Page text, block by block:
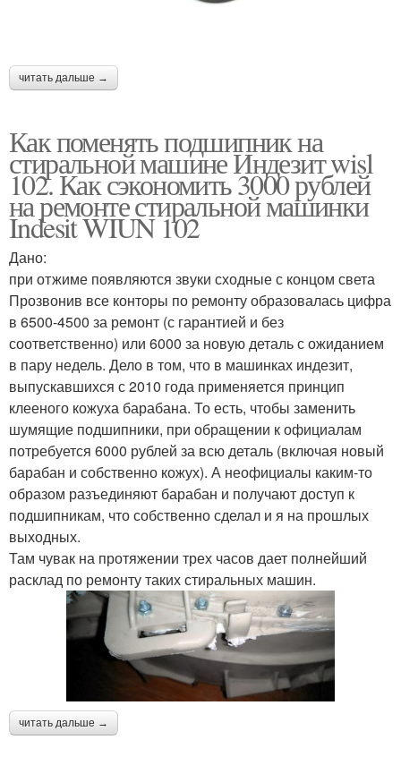
читать дальше →
Как поменять подшипник на
стиральной машине Индезит wisl
102. Как сэкономить 3000 рублей
на ремонте стиральной машинки
Indesit WIUN 102
Дано:
при отжиме появляются звуки сходные с концом света
Прозвонив все конторы по ремонту образовалась цифра
в 6500-4500 за ремонт (с гарантией и без
соответственно) или 6000 за новую деталь с ожиданием
в пару недель. Дело в том, что в машинках индезит,
выпускавшихся с 2010 года применяется принцип
клееного кожуха барабана. То есть, чтобы заменить
шумящие подшипники, при обращении к официалам
потребуется 6000 рублей за всю деталь (включая новый
барабан и собственно кожух). А неофициалы каким-то
образом разъединяют барабан и получают доступ к
подшипникам, что собственно сделал и я на прошлых
выходных.
Там чувак на протяжении трех часов дает полнейший
расклад по ремонту таких стиральных машин.
читать дальше →